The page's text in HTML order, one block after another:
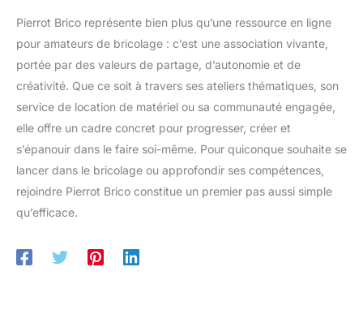
d'installation pratiques et simples,il suffit de quelques minutes
bloc de vélo à montage sur fourche peut être facilement installé
camping-car ou toute autre voiture possible. Il est
spécialement conçu pour ceux qui aiment faire du vélo à
l'extérieur, un cadeau parfait pour votre mari, votre petit ami,
votre père, etc.
Pierrot Brico représente bien plus qu’une ressource en ligne
pour amateurs de bricolage : c’est une association vivante,
portée par des valeurs de partage, d’autonomie et de
créativité. Que ce soit à travers ses ateliers thématiques, son
service de location de matériel ou sa communauté engagée,
elle offre un cadre concret pour progresser, créer et
s’épanouir dans le faire soi-même. Pour quiconque souhaite se
lancer dans le bricolage ou approfondir ses compétences,
rejoindre Pierrot Brico constitue un premier pas aussi simple
qu’efficace.